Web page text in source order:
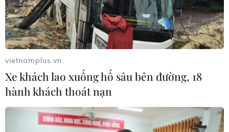
vietnamplus.vn
Xe khách lao xuống hố sâu bên đường, 18
hành khách thoát nạn